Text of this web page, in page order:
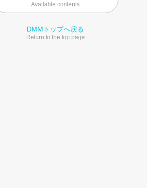
Available contents
DMMトップへ戻る
Return to the top page